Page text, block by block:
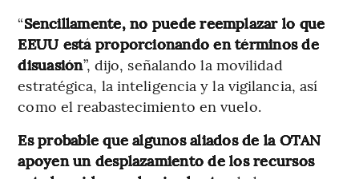
“Sencillamente, no puede reemplazar lo que
EEUU está proporcionando en términos de
disuasión”, dijo, señalando la movilidad
estratégica, la inteligencia y la vigilancia, así
como el reabastecimiento en vuelo.
Es probable que algunos aliados de la OTAN
apoyen un desplazamiento de los recursos